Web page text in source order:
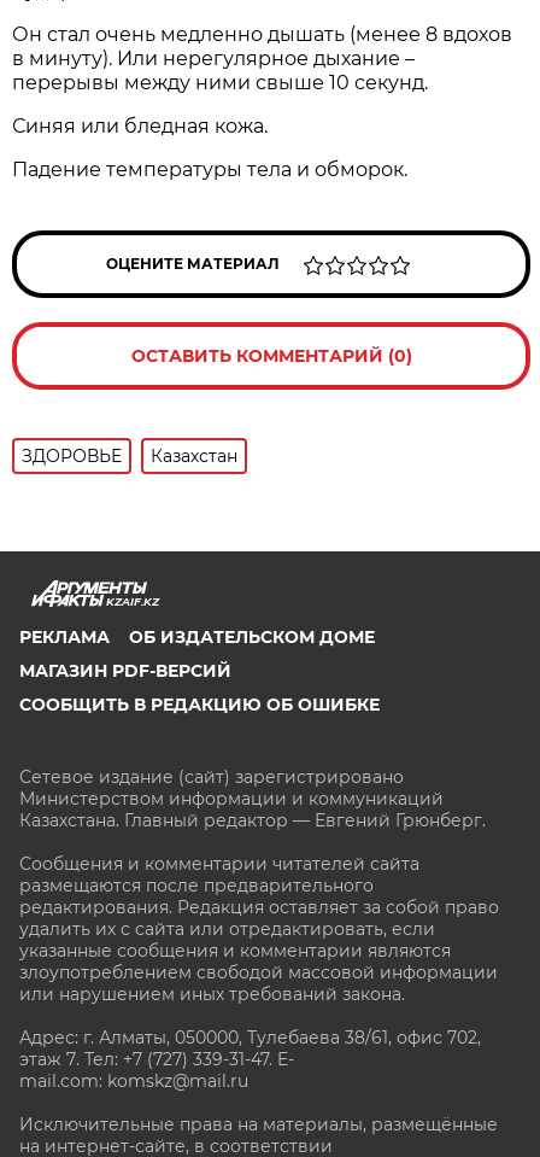
Он стал очень медленно дышать (менее 8 вдохов
в минуту). Или нерегулярное дыхание –
перерывы между ними свыше 10 секунд.
Синяя или бледная кожа.
Падение температуры тела и обморок.
ОЦЕНИТЕ МАТЕРИАЛ
ОСТАВИТЬ КОММЕНТАРИЙ (0)
ЗДОРОВЬЕ Казахстан
KZAIF.KZ
РЕКЛАМА
ОБ ИЗДАТЕЛЬСКОМ ДОМЕ
МАГАЗИН PDF-ВЕРСИЙ
СООБЩИТЬ В РЕДАКЦИЮ ОБ ОШИБКЕ
Сетевое издание (сайт) зарегистрировано
Министерством информации и коммуникаций
Казахстана. Главный редактор — Евгений Грюнберг.
Сообщения и комментарии читателей сайта
размещаются после предварительного
редактирования. Редакция оставляет за собой право
удалить их с сайта или отредактировать, если
указанные сообщения и комментарии являются
злоупотреблением свободой массовой информации
или нарушением иных требований закона.
Адрес: г. Алматы, 050000, Тулебаева 38/61, офис 702,
этаж 7. Тел: +7 (727) 339-31-47. E-
mail.com: komskz@mail.ru
Исключительные права на материалы, размещённые
на интернет-сайте, в соответствии